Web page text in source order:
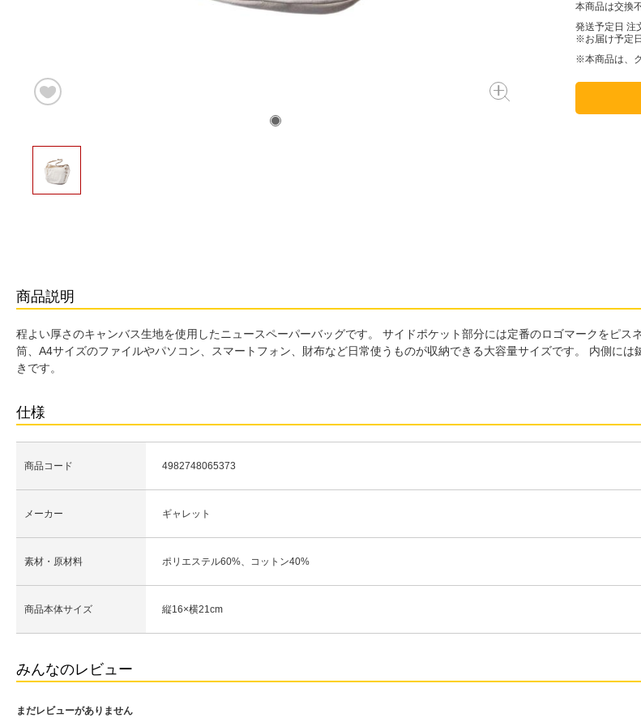
本商品は交換
発送予定日 注
※お届け予定
※本商品は、
商品説明
程よい厚さのキャンバス生地を使用したニュースペーパーバッグです。 サイドポケット部分には定番のロゴマークをピ
筒、A4サイズのファイルやパソコン、スマートフォン、財布など日常使うものが収納できる大容量サイズです。 内側に
きです。
仕様
商品コード 4982748065373
メーカー ギャレット
素材・原材料 ポリエステル60%、コットン40%
商品本体サイズ 縦16×横21cm
みんなのレビュー
まだレビューがありません